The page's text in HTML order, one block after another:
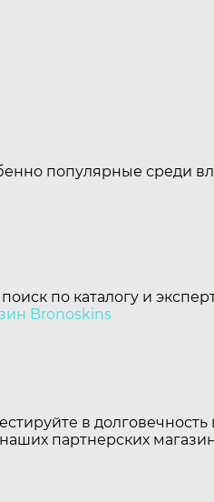
популярные среди
по каталогу и
Bronoskins
в
партнерских